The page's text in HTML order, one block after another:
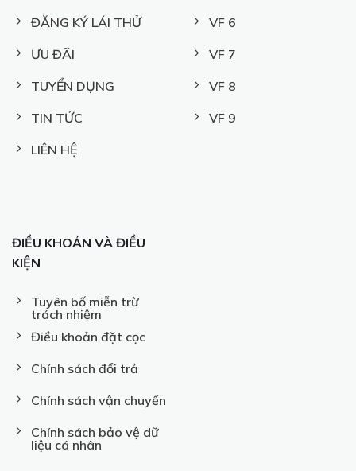
ĐĂNG KÝ LÁI THỬ
ƯU ĐÃI
TUYỂN DỤNG
TIN TỨC
LIÊN HỆ
VF 6
VF 7
VF 8
VF 9
ĐIỀU KHOẢN VÀ ĐIỀU
KIỆN
Tuyên bố miễn trừ
trách nhiệm
Điều khoản đặt cọc
Chính sách đổi trả
Chính sách vận chuyển
Chính sách bảo vệ dữ
liệu cá nhân